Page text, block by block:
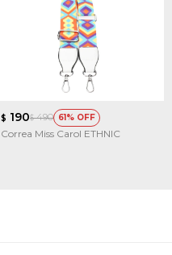
$ 190$ 490 61
Correa Miss Carol ETHNIC